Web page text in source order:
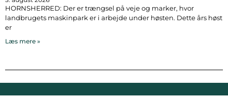
HORNSHERRED: Der er trængsel på veje og marker, hvor
landbrugets maskinpark er i arbejde under høsten. Dette års høst
er
Læs mere »